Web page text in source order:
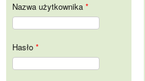
Nazwa użytkownika *
Hasło *